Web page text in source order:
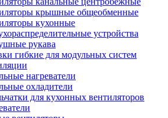
крышные общеобменные
кухонные
устройства
рукава
гибкие для модульных систем
нагреватели
охладители
для кухонных вентиляторов